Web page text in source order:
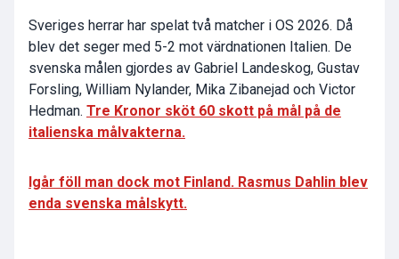
Sveriges herrar har spelat två matcher i OS 2026. Då
blev det seger med 5-2 mot värdnationen Italien. De
svenska målen gjordes av Gabriel Landeskog, Gustav
Forsling, William Nylander, Mika Zibanejad och Victor
Hedman. Tre Kronor sköt 60 skott på mål på de
italienska målvakterna.
Igår föll man dock mot Finland. Rasmus Dahlin blev
enda svenska målskytt.